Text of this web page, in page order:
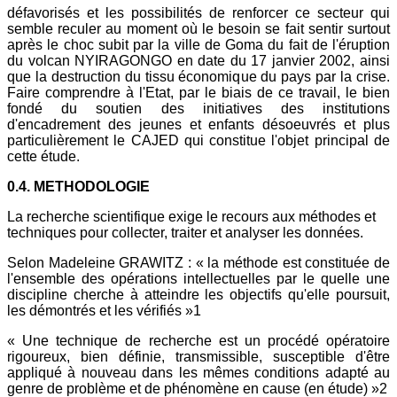
défavorisés et les possibilités de renforcer ce secteur qui
semble reculer au moment où le besoin se fait sentir surtout
après le choc subit par la ville de Goma du fait de l'éruption
du volcan NYIRAGONGO en date du 17 janvier 2002, ainsi
que la destruction du tissu économique du pays par la crise.
Faire comprendre à l'Etat, par le biais de ce travail, le bien
fondé du soutien des initiatives des institutions
d'encadrement des jeunes et enfants désoeuvrés et plus
particulièrement le CAJED qui constitue l'objet principal de
cette étude.
0.4. METHODOLOGIE
La recherche scientifique exige le recours aux méthodes et
techniques pour collecter, traiter et analyser les données.
Selon Madeleine GRAWITZ : « la méthode est constituée de
l'ensemble des opérations intellectuelles par le quelle une
discipline cherche à atteindre les objectifs qu'elle poursuit,
les démontrés et les vérifiés »1
« Une technique de recherche est un procédé opératoire
rigoureux, bien définie, transmissible, susceptible d'être
appliqué à nouveau dans les mêmes conditions adapté au
genre de problème et de phénomène en cause (en étude) »2